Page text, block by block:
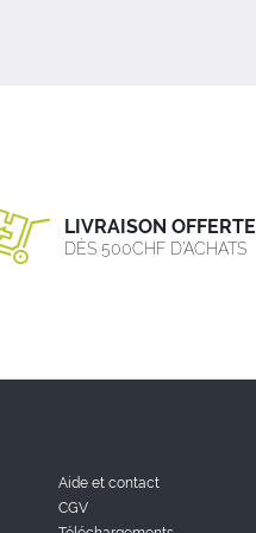
LIVRAISON OFFERTE
DÈS 500CHF D’ACHATS
Aide et contact
CGV